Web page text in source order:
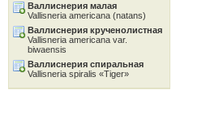
Валлиснерия малая
Vallisneria americana (natans)
Валлиснерия крученолистная
Vallisneria americana var.
biwaensis
Валлиснерия спиральная
Vallisneria spiralis «Tiger»